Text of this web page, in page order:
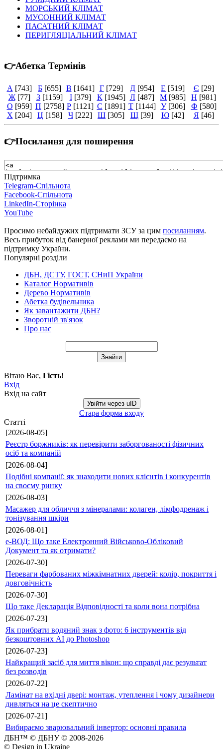
МОРСЬКИЙ КЛІМАТ
МУСОННИЙ КЛІМАТ
ПАСАТНИЙ КЛІМАТ
ПЕРИГЛЯЦІАЛЬНИЙ КЛІМАТ
👉Абетка Термінів
А [743] Б [655] В [1641] Г [729] Д [954] Е [519] Є [29]
Ж [77] З [1159] І [379] К [1945] Л [487] М [985] Н [981]
О [959] П [2758] Р [1121] С [1891] Т [1144] У [306] Ф [580]
Х [204] Ц [158] Ч [222] Ш [305] Щ [39] Ю [42] Я [46]
👉Посилання для поширення
Підтримка
Telegram-Спільнота
Facebook-Спільнота
LinkedIn-Сторінка
YouTube
Просимо небайдужих підтримати ЗСУ за цим посиланням.
Весь прибуток від банерної реклами ми передаємо на
підтримку України.
Популярні розділи
ДБН, ДСТУ, ГОСТ, СНиП України
Каталог Нормативів
Дерево Нормативів
Абетка будівельника
Як завантажити ДБН?
Зворотній зв'язок
Про нас
Вітаю Вас, Гість!
Вхід
Вхід на сайт
Увійти через uID
Стара форма входу
Статті
[2026-08-05]
Реєстр боржників: як перевірити заборгованості фізичних
осіб та компаній
[2026-08-04]
Подібні компанії: як знаходити нових клієнтів і конкурентів
на своєму ринку
[2026-08-03]
Масажер для обличчя з мінералами: колаген, лімфодренаж і
тонізування шкіри
[2026-08-01]
е-ВОД: Що таке Електронний Військово-Обліковий
Документ та як отримати?
[2026-07-30]
Переваги фарбованих міжкімнатних дверей: колір, покриття і
довговічність
[2026-07-30]
Що таке Декларація Відповідності та коли вона потрібна
[2026-07-23]
Як прибрати водяний знак з фото: 6 інструментів від
безкоштовних AI до Photoshop
[2026-07-23]
Найкращий засіб для миття вікон: що справді дає результат
без розводів
[2026-07-22]
Ламінат на вхідні двері: монтаж, утеплення і чому дизайнери
дивляться на це скептично
[2026-07-21]
Вибираємо зварювальний інвертор: основні правила
ДБН™ © ДБНУ © 2008-2026
© Design in Ukraine